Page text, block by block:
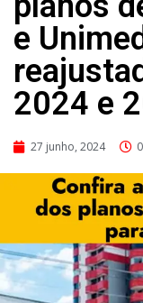
e
2024 e
27 junho, 2024